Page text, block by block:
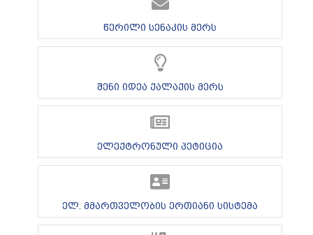
წერილი სენაკის მერს
შენი იდეა ქალაქის მერს
ელექტრონული პეტიცია
ელ. მმართველობის ერთიანი სისტემა